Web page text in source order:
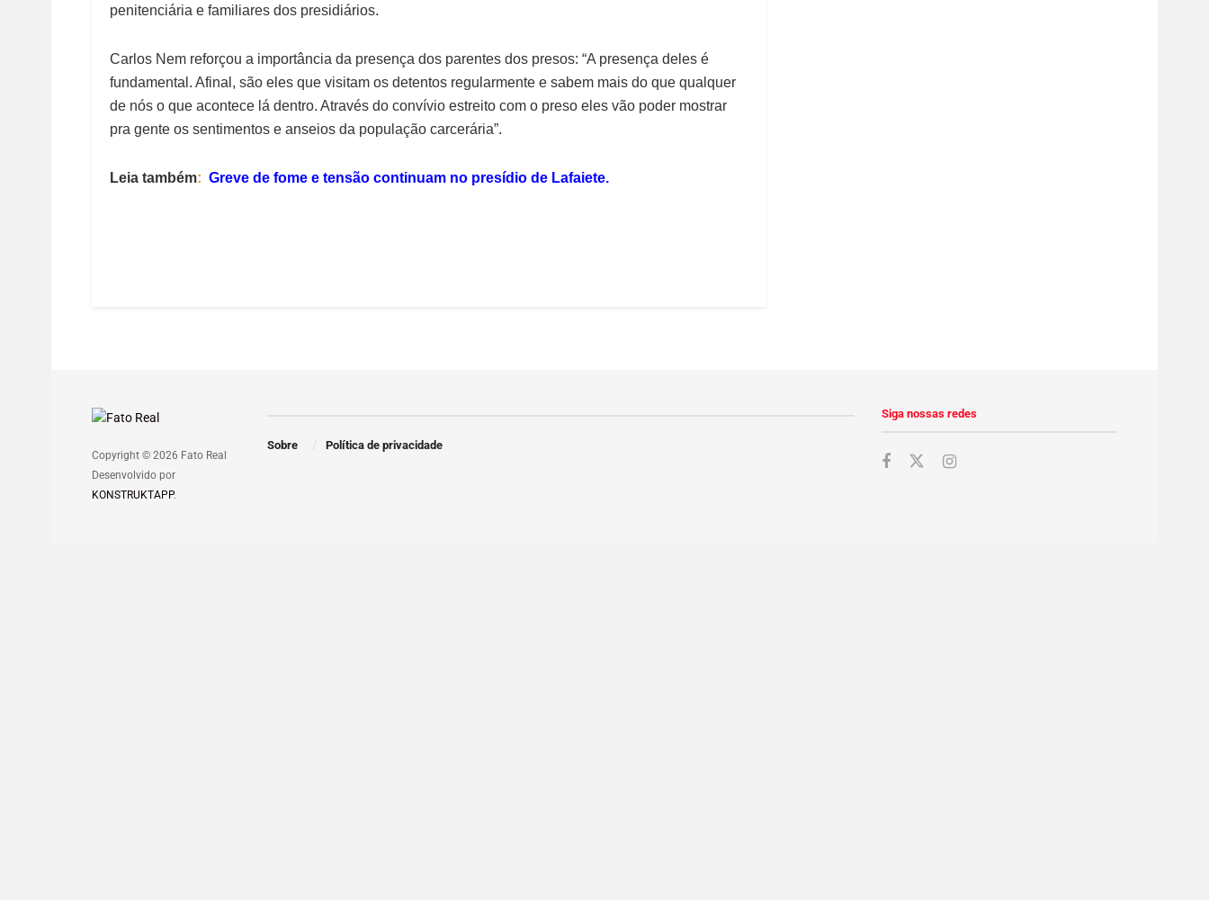
penitenciária e familiares dos presidiários.
Carlos Nem reforçou a importância da presença dos parentes dos presos: “A presença deles é
fundamental. Afinal, são eles que visitam os detentos regularmente e sabem mais do que qualquer
de nós o que acontece lá dentro. Através do convívio estreito com o preso eles vão poder mostrar
pra gente os sentimentos e anseios da população carcerária”.
Leia também: Greve de fome e tensão continuam no presídio de Lafaiete.
Copyright © 2026 Fato Real
Desenvolvido por
KONSTRUKTAPP.
Sobre Política de privacidade
Siga nossas redes